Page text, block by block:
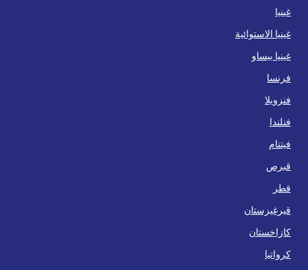
غينيا
غينيا الاستوائية
غينيا بيساو
فرنسا
فنزويلا
فنلندا
فيتنام
قبرص
قطر
قيرغيزستان
كازاخستان
كرواتيا